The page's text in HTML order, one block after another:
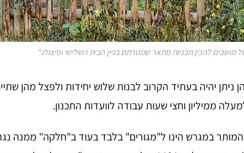
35,000 נחלות בישראל ובהן ניתן יהיה בעתיד הקרוב לבנות שלוש יחידות ולפצל מהן
ממיליון וחצי שעות עבודה לוועדות התכנון.
במגרש הינו ל"מגורים" בלבד בעוד ב"חלקה" ממנה